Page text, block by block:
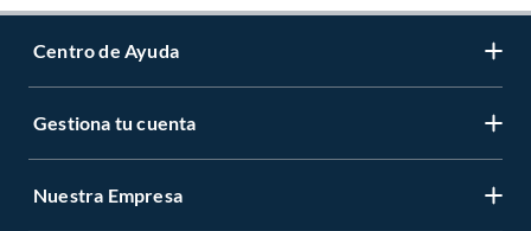
Centro de Ayuda
Servicio al Cliente
Gestiona tu cuenta
Gestiona tu cuenta
Nuestra Empresa